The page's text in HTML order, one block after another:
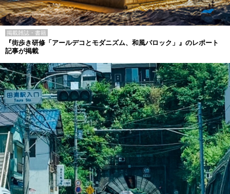
掲載雑誌・書籍
『街歩き研修「アールデコとモダニズム、和風バロック」』のレポート
記事が掲載